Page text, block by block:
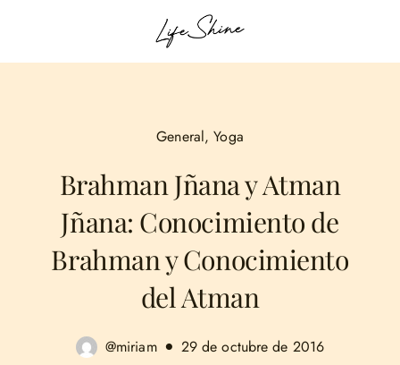
General,Yoga
Brahman Jñana y Atman
Jñana: Conocimiento de
Brahman y Conocimiento
del Atman
@miriam 29 de octubre de 2016